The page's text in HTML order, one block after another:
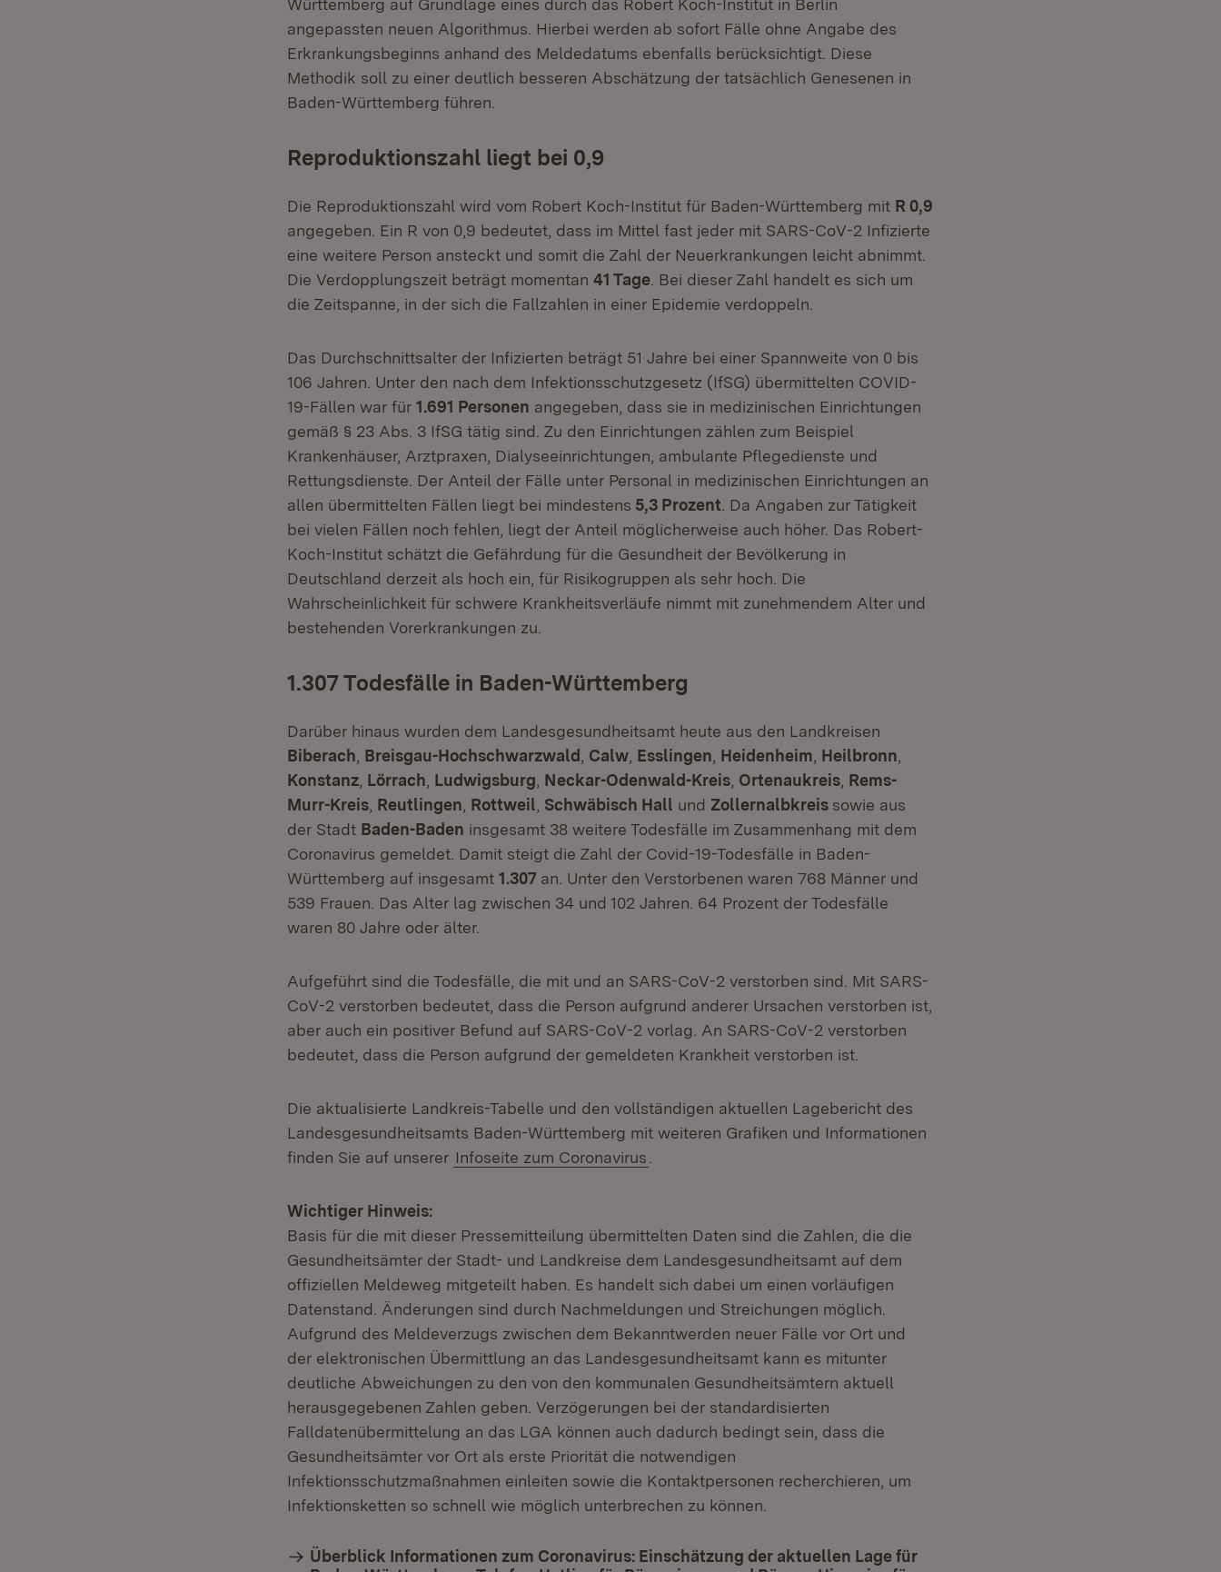
Württemberg auf Grundlage eines durch das Robert Koch-Institut in Berlin
angepassten neuen Algorithmus. Hierbei werden ab sofort Fälle ohne Angabe des
Erkrankungsbeginns anhand des Meldedatums ebenfalls berücksichtigt. Diese
Methodik soll zu einer deutlich besseren Abschätzung der tatsächlich Genesenen in
Baden-Württemberg führen.
Reproduktionszahl liegt bei 0,9
Die Reproduktionszahl wird vom Robert Koch-Institut für Baden-Württemberg mit R 0,9
angegeben. Ein R von 0,9 bedeutet, dass im Mittel fast jeder mit SARS-CoV-2 Infizierte
eine weitere Person ansteckt und somit die Zahl der Neuerkrankungen leicht abnimmt.
Die Verdopplungszeit beträgt momentan 41 Tage . Bei dieser Zahl handelt es sich um
die Zeitspanne, in der sich die Fallzahlen in einer Epidemie verdoppeln.
Das Durchschnittsalter der Infizierten beträgt 51 Jahre bei einer Spannweite von 0 bis
106 Jahren. Unter den nach dem Infektionsschutzgesetz (IfSG) übermittelten COVID-
19-Fällen war für 1.691 Personen angegeben, dass sie in medizinischen Einrichtungen
gemäß § 23 Abs. 3 IfSG tätig sind. Zu den Einrichtungen zählen zum Beispiel
Krankenhäuser, Arztpraxen, Dialyseeinrichtungen, ambulante Pflegedienste und
Rettungsdienste. Der Anteil der Fälle unter Personal in medizinischen Einrichtungen an
allen übermittelten Fällen liegt bei mindestens 5,3 Prozent . Da Angaben zur Tätigkeit
bei vielen Fällen noch fehlen, liegt der Anteil möglicherweise auch höher. Das Robert-
Koch-Institut schätzt die Gefährdung für die Gesundheit der Bevölkerung in
Deutschland derzeit als hoch ein, für Risikogruppen als sehr hoch. Die
Wahrscheinlichkeit für schwere Krankheitsverläufe nimmt mit zunehmendem Alter und
bestehenden Vorerkrankungen zu.
1.307 Todesfälle in Baden-Württemberg
Darüber hinaus wurden dem Landesgesundheitsamt heute aus den Landkreisen
Biberach Breisgau-Hochschwarzwald Calw Esslingen Heidenheim Heilbronn
Konstanz Lörrach Ludwigsburg Neckar-Odenwald-Kreis Ortenaukreis Rems-
Murr-Kreis Reutlingen Rottweil Schwäbisch Hall und Zollernalbkreis sowie aus
der Stadt Baden-Baden insgesamt 38 weitere Todesfälle im Zusammenhang mit dem
Coronavirus gemeldet. Damit steigt die Zahl der Covid-19-Todesfälle in Baden-
Württemberg auf insgesamt 1.307 an. Unter den Verstorbenen waren 768 Männer und
539 Frauen. Das Alter lag zwischen 34 und 102 Jahren. 64 Prozent der Todesfälle
waren 80 Jahre oder älter.
Aufgeführt sind die Todesfälle, die mit und an SARS-CoV-2 verstorben sind. Mit SARS-
CoV-2 verstorben bedeutet, dass die Person aufgrund anderer Ursachen verstorben ist,
aber auch ein positiver Befund auf SARS-CoV-2 vorlag. An SARS-CoV-2 verstorben
bedeutet, dass die Person aufgrund der gemeldeten Krankheit verstorben ist.
Die aktualisierte Landkreis-Tabelle und den vollständigen aktuellen Lagebericht des
Landesgesundheitsamts Baden-Württemberg mit weiteren Grafiken und Informationen
finden Sie auf unserer Infoseite zum Coronavirus
Wichtiger Hinweis:
Basis für die mit dieser Pressemitteilung übermittelten Daten sind die Zahlen, die die
Gesundheitsämter der Stadt- und Landkreise dem Landesgesundheitsamt auf dem
offiziellen Meldeweg mitgeteilt haben. Es handelt sich dabei um einen vorläufigen
Datenstand. Änderungen sind durch Nachmeldungen und Streichungen möglich.
Aufgrund des Meldeverzugs zwischen dem Bekanntwerden neuer Fälle vor Ort und
der elektronischen Übermittlung an das Landesgesundheitsamt kann es mitunter
deutliche Abweichungen zu den von den kommunalen Gesundheitsämtern aktuell
herausgegebenen Zahlen geben. Verzögerungen bei der standardisierten
Falldatenübermittelung an das LGA können auch dadurch bedingt sein, dass die
Gesundheitsämter vor Ort als erste Priorität die notwendigen
Infektionsschutzmaßnahmen einleiten sowie die Kontaktpersonen recherchieren, um
Infektionsketten so schnell wie möglich unterbrechen zu können.
Überblick Informationen zum Coronavirus: Einschätzung der aktuellen Lage für